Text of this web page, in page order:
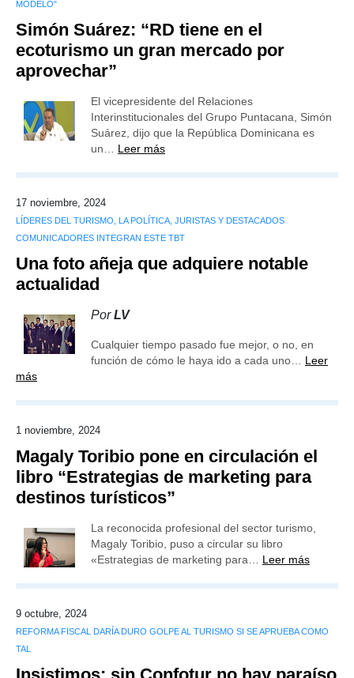
MODELO"
Simón Suárez: “RD tiene en el
ecoturismo un gran mercado por
aprovechar”
El vicepresidente del Relaciones
Interinstitucionales del Grupo Puntacana, Simón
Suárez, dijo que la República Dominicana es
un… Leer más
17 noviembre, 2024
LÍDERES DEL TURISMO, LA POLÍTICA, JURISTAS Y DESTACADOS
COMUNICADORES INTEGRAN ESTE TBT
Una foto añeja que adquiere notable
actualidad
PorLV
Cualquier tiempo pasado fue mejor, o no, en
función de cómo le haya ido a cada uno… Leer
más
1 noviembre, 2024
Magaly Toribio pone en circulación el
libro “Estrategias de marketing para
destinos turísticos”
La reconocida profesional del sector turismo,
Magaly Toribio, puso a circular su libro
«Estrategias de marketing para… Leer más
9 octubre, 2024
REFORMA FISCAL DARÍA DURO GOLPE AL TURISMO SI SE APRUEBA COMO
TAL